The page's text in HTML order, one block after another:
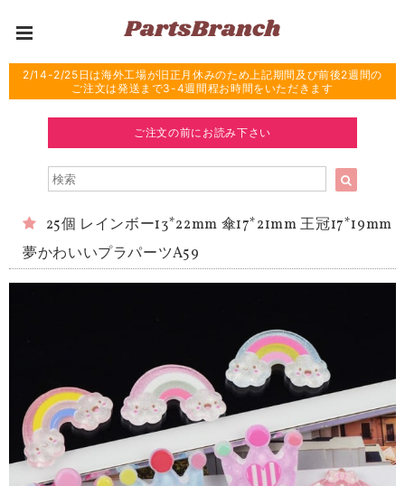
2/14-2/25日は海外工場が旧正月休みのため上記期間及び前後2週間の
ご注文は発送まで3-4週間程お時間をいただきます
ご注文の前にお読み下さい
25個 レインボー13*22mm 傘17*21mm 王冠17*19mm
夢かわいいプラパーツA59